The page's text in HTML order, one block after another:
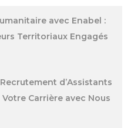
avec Enabel :
Territoriaux Engagés
d’Assistants
Carrière avec Nous